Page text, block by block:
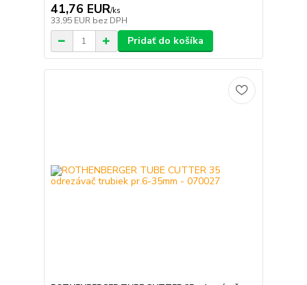
41,76 EUR/ks
33,95 EUR bez DPH
Pridať do košíka